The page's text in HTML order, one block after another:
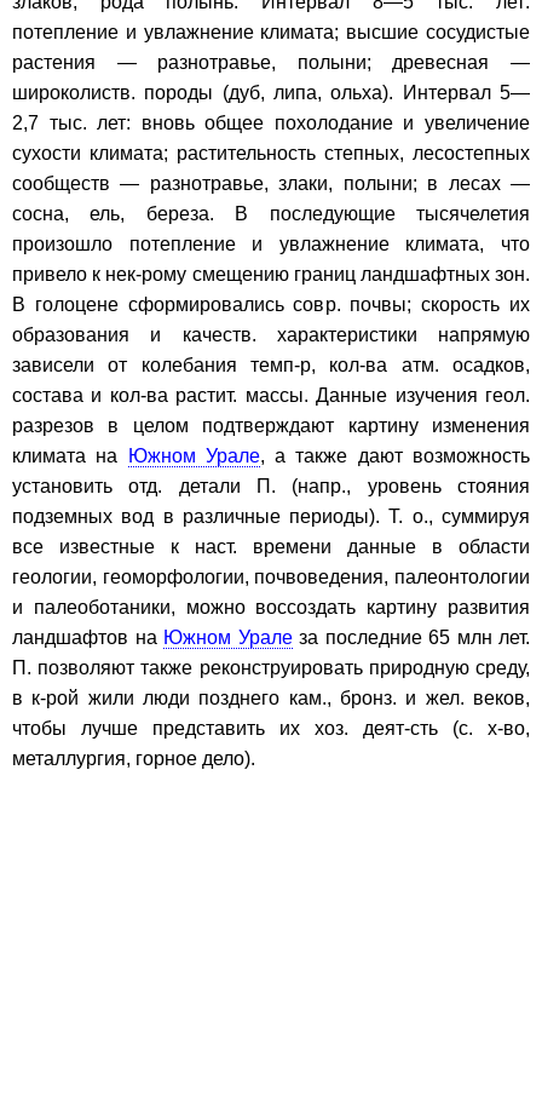
потепление и увлажнение климата; высшие сосудистые
растения — разнотравье, полыни; древесная —
широколиств. породы (дуб, липа, ольха). Интервал 5—
2,7 тыс. лет: вновь общее похолодание и увеличение
сухости климата; растительность степных, лесостепных
сообществ — разнотравье, злаки, полыни; в лесах —
сосна, ель, береза. В последующие тысячелетия
произошло потепление и увлажнение климата, что
привело к нек-рому смещению границ ландшафтных зон.
В голоцене сформировались совр. почвы; скорость их
образования и качеств. характеристики напрямую
зависели от колебания темп-р, кол-ва атм. осадков,
состава и кол-ва растит. массы. Данные изучения геол.
разрезов в целом подтверждают картину изменения
климата на
Южном Урале, а также дают возможность
установить отд. детали П. (напр., уровень стояния
подземных вод в различные периоды). Т. о., суммируя
все известные к наст. времени данные в области
геологии, геоморфологии, почвоведения, палеонтологии
и палеоботаники, можно воссоздать картину развития
ландшафтов на Южном Уралеза последние 65 млн лет.
П. позволяют также реконструировать природную среду,
в к-рой жили люди позднего кам., бронз. и жел. веков,
чтобы лучше представить их хоз. деят-сть (с. х-во,
металлургия, горное дело).